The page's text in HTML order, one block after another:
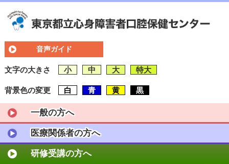
音声ガイド
文字の大きさ 小 中 大 特大
背景色の変更 白 青 黄 黒
一般の方へ
医療関係者の方へ
研修受講の方へ